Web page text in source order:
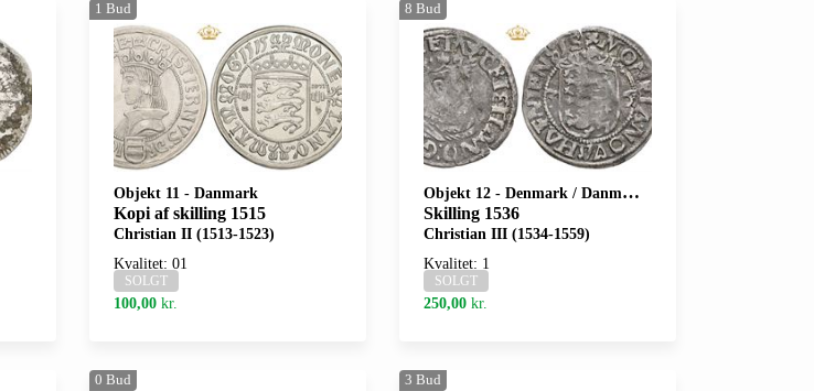
1 Bud
Objekt 11 -Danmark
Kopi af skilling 1515
Christian II (1513-1523)
Kvalitet: 01
SOLGT
100,00kr.
8 Bud
Objekt 12 -Denmark / Danmark
Skilling 1536
Christian III (1534-1559)
Kvalitet: 1
SOLGT
250,00kr.
0 Bud 3 Bud